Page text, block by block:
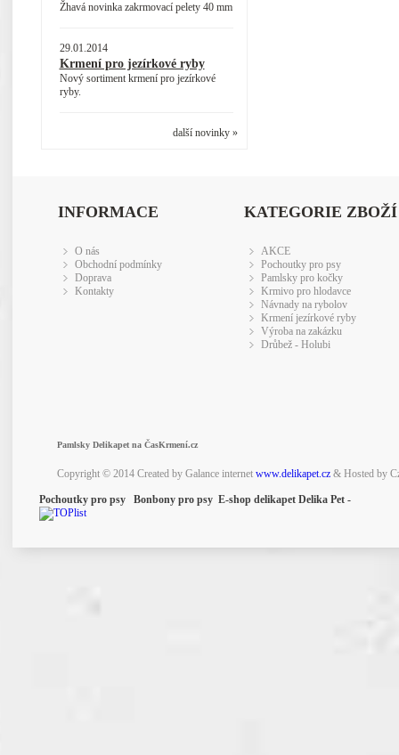
Žhavá novinka zakrmovací pelety 40 mm
29.01.2014
Krmení pro jezírkové ryby
Nový sortiment krmení pro jezírkové
ryby.
další novinky »
INFORMACE
O nás
Obchodní podmínky
Doprava
Kontakty
KATEGORIE ZBOŽÍ
AKCE
Pochoutky pro psy
Pamlsky pro kočky
Krmivo pro hlodavce
Návnady na rybolov
Krmení jezírkové ryby
Výroba na zakázku
Drůbež - Holubi
Pamlsky Delikapet na ČasKrmení.cz
Copyright © 2014 Created by Galance internet www.delikapet.cz& Hosted by
Pochoutky pro psy Bonbony pro psy E-shop delikapet Delika Pet -